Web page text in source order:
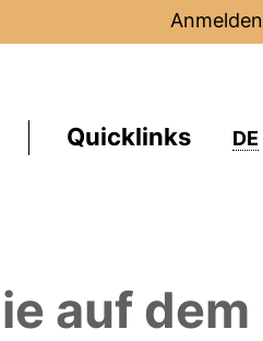
Anmelden
Quicklinks DE
auf dem